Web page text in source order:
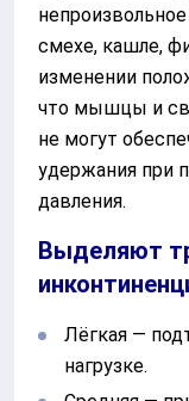
смехе, кашле,
изменении
что мышцы и
не могут
удержания при
давления.
Выделяют
Лёгкая —
нагрузке.